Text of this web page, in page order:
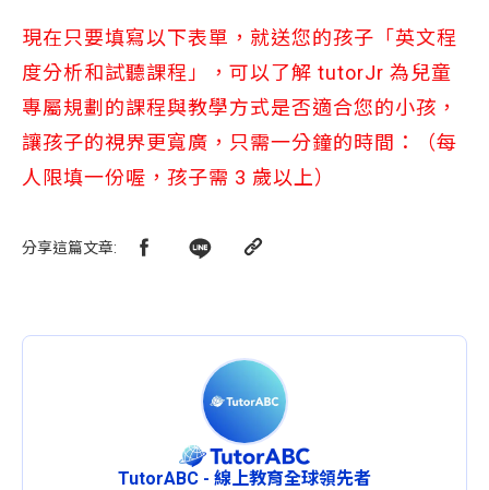
現在只要填寫以下表單，就送您的孩子「英文程
度分析和試聽課程」，可以了解 tutorJr 為兒童
專屬規劃的課程與教學方式是否適合您的小孩，
讓孩子的視界更寬廣，只需一分鐘的時間：（每
人限填一份喔，孩子需 3 歲以上）
分享這篇文章:
TutorABC - 線上教育全球領先者